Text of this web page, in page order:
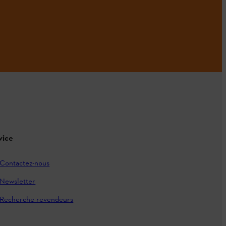
Contactez-nous
Newsletter
Recherche revendeurs